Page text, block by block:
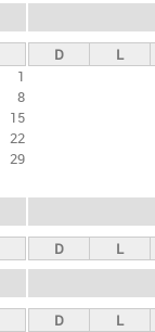
1
8
15
22
29
D L
D L
D L